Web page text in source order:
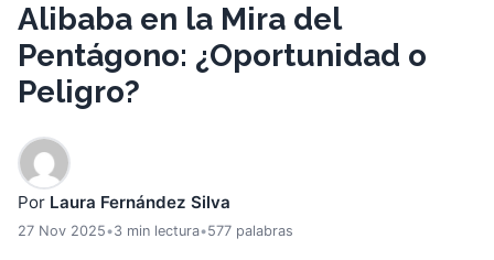
Alibaba en la Mira del
Pentágono: ¿Oportunidad o
Peligro?
Por Laura Fernández Silva
27 Nov 2025•3 min lectura•577 palabras